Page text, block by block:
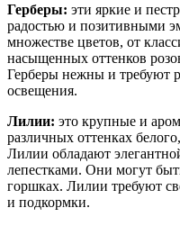
Герберы: эти яркие и
радостью и позитивными
множестве цветов, от
насыщенных оттенков
Герберы нежны и требуют
освещения.
Лилии: это крупные и
различных оттенках
Лилии обладают
лепестками. Они могут
горшках. Лилии требуют
и подкормки.